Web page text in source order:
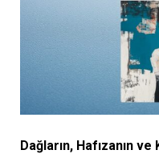
Dağların, Hafızanın ve